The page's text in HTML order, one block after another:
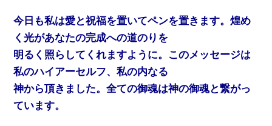
今日も私は愛と祝福を置いてペンを置きます。煌め
く光があなたの完成への道のりを
明るく照らしてくれますように。このメッセージは
私のハイアーセルフ、私の内なる
神から頂きました。全ての御魂は神の御魂と繋がっ
ています。